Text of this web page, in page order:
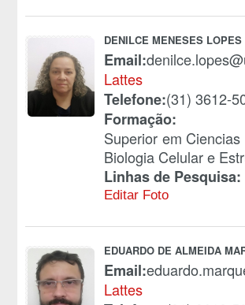
DENILCE MENESES LOPES
Email:
Lattes
Telefone:(31) 3612-
Formação:
Superior em
Biologia Celular e
Linhas de Pesquisa:
Editar Foto
EDUARDO DE ALMEIDA
Email:
Lattes